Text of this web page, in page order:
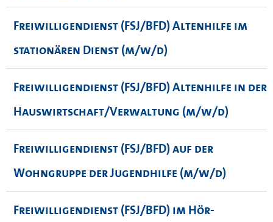
Freiwilligendienst (FSJ/BFD) Altenhilfe im
stationären Dienst (m/w/d)
Freiwilligendienst (FSJ/BFD) Altenhilfe in der
Hauswirtschaft/Verwaltung (m/w/d)
Freiwilligendienst (FSJ/BFD) auf der
Wohngruppe der Jugendhilfe (m/w/d)
Freiwilligendienst (FSJ/BFD) im Hör-